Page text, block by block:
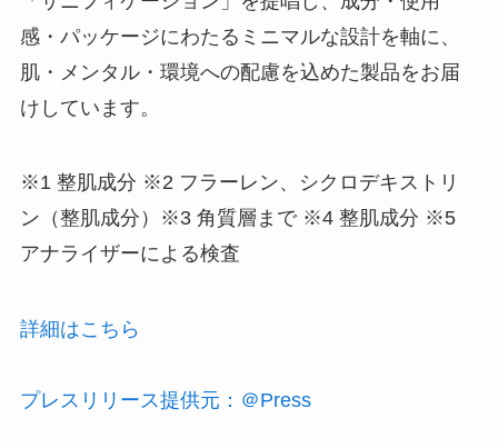
感・パッケージにわたるミニマルな設計を軸に、
肌・メンタル・環境への配慮を込めた製品をお届
けしています。
※1 整肌成分 ※2 フラーレン、シクロデキストリ
ン（整肌成分）※3 角質層まで ※4 整肌成分 ※5
アナライザーによる検査
詳細はこちら
プレスリリース提供元：＠Press